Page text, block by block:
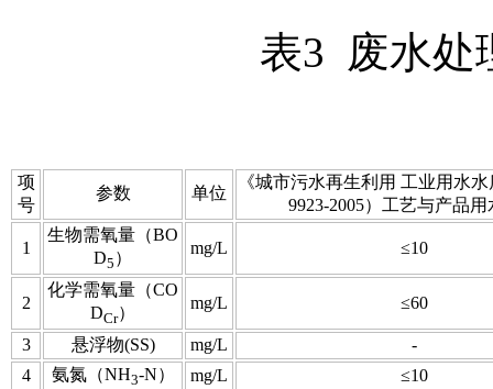
表3 废水处
项
号
参数 单位
《城市污水再生利用 工业用水
9923-2005）工艺与产品
1
生物需氧量（BO
D5 ）
mg/L ≤10
2
化学需氧量（CO
DCr）
mg/L ≤60
3 悬浮物(SS) mg/L
-
4
氨氮（NH3-N） mg/L
≤10